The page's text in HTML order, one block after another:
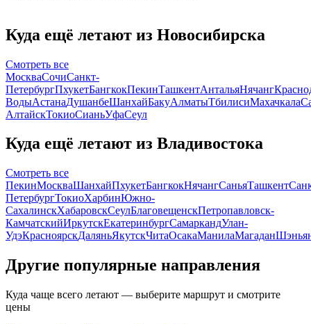
Куда ещё летают из Новосибирска
Смотреть все
МоскваСочиСанкт-
ПетербургПхукетБангкокПекинТашкентАнтальяНячанг
ВодыАстанаДушанбеШанхайБакуАлматыТбилисиМахачкала
АлтайскТокиоСианьУфаСеул
Куда ещё летают из Владивостока
Смотреть все
ПекинМоскваШанхайПхукетБангкокНячангСаньяТашкент
ПетербургТокиоХарбинЮжно-
СахалинскХабаровскСеулБлаговещенскПетропавловск-
КамчатскийИркутскЕкатеринбургСамаркандУлан-
УдэКрасноярскДаляньЯкутскЧитаОсакаМанилаМагадан
Другие популярные направления
Куда чаще всего летают — выберите маршрут и смотрите
цены